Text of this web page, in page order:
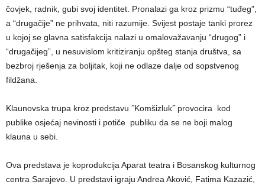
čovjek, radnik, gubi svoj identitet. Pronalazi ga kroz prizmu “tuđeg”,
a “drugačije” ne prihvata, niti razumije. Svijest postaje tanki prorez
u kojoj se glavna satisfakcija nalazi u omalovažavanju “drugog” i
“drugačijeg”, u nesuvislom kritiziranju opšteg stanja društva, sa
bezbroj rješenja za boljitak, koji ne odlaze dalje od sopstvenog
fildžana.
Klaunovska trupa kroz predstavu ˝Komšizluk˝ provocira kod
publike osjećaj nevinosti i potiče publiku da se ne boji malog
klauna u sebi.
Ova predstava je koprodukcija Aparat teatra i Bosanskog kulturnog
centra Sarajevo. U predstavi igraju Andrea Aković, Fatima Kazazić,